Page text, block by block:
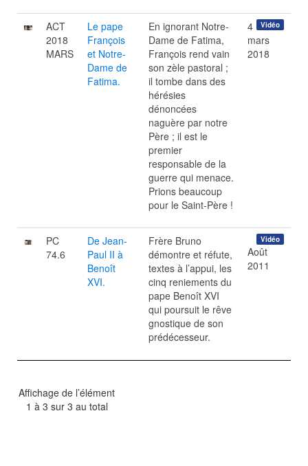
ACT
2018
MARS
Le pape
François
et Notre-
Dame de
Fatima.
En ignorant Notre-
Dame de Fatima,
François rend vain
son zèle pastoral ;
il tombe dans des
hérésies
dénoncées
naguère par notre
Père ; il est le
premier
responsable de la
guerre qui menace.
Prions beaucoup
pour le Saint-Père !
Vidéo
4
mars
2018
PC
74.6
De Jean-
Paul II à
Benoît
XVI.
Frère Bruno
démontre et réfute,
textes à l’appui, les
cinq reniements du
pape Benoît XVI
qui poursuit le rêve
gnostique de son
prédécesseur.
Vidéo
Août
2011
Affichage de l’élément
1 à 3 sur 3 au total